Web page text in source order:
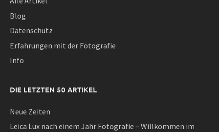
Blog
Datenschutz
Erfahrungen mit der Fotografie
Info
DIE LETZTEN 50 ARTIKEL
Neue Zeiten
Leica Lux nach einem Jahr Fotografie – Willkommen im